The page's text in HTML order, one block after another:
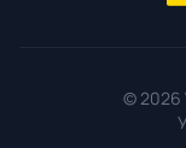
© 2026